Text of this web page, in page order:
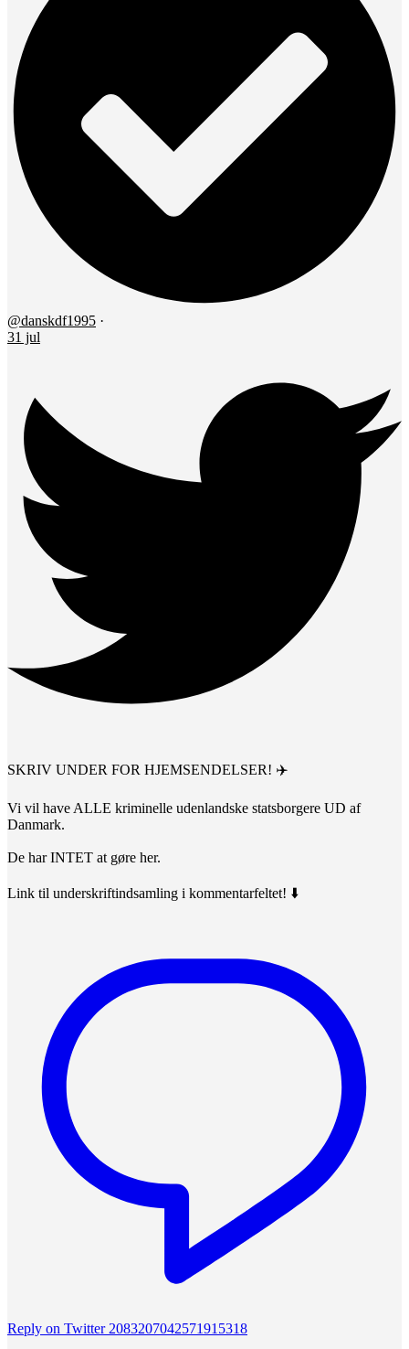
@danskdf1995 ·
31 jul
SKRIV UNDER FOR HJEMSENDELSER! ✈️
Vi vil have ALLE kriminelle udenlandske statsborgere UD af
Danmark.
De har INTET at gøre her.
Link til underskriftindsamling i kommentarfeltet! ⬇️
Reply on Twitter 2083207042571915318